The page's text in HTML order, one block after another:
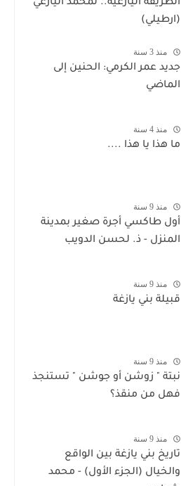
الطريقة اليازغية.. لمحمد اليازغي
(ارطيلي)
منذ 3 سنة
جديد عمر الكرمي: الحنين إلى
الماضي
منذ 4 سنة
ما هذا يا هذا ....
منذ 9 سنة
أول طاكسي أجرة صغير بمدينة
المنزل - ذ. لحسن الدويب
منذ 9 سنة
قبيلة بني يازغة
منذ 9 سنة
نبتة " زوشن أو جوشن " تستنجذ
فهل من منقذ؟
منذ 9 سنة
تاريخ بني يازغة بين الواقع
والخيال (الجزء الأول) - محمد